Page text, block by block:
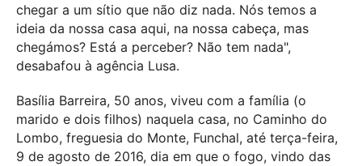
chegar a um sítio que não diz nada. Nós temos a
ideia da nossa casa aqui, na nossa cabeça, mas
chegámos? Está a perceber? Não tem nada",
desabafou à agência Lusa.
Basília Barreira, 50 anos, viveu com a família (o
marido e dois filhos) naquela casa, no Caminho do
Lombo, freguesia do Monte, Funchal, até terça-feira,
9 de agosto de 2016, dia em que o fogo, vindo das